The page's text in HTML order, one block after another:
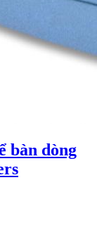
bàn dòng